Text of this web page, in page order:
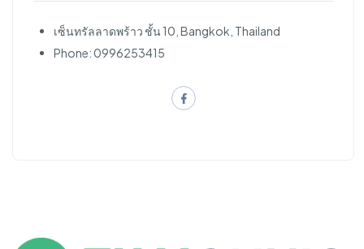
เซ็นทรัลลาดพร้าว ชั้น 10, Bangkok, Thailand
Phone: 0996253415